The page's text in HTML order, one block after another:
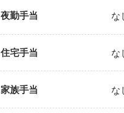
夜勤手当 な
住宅手当 な
家族手当 な